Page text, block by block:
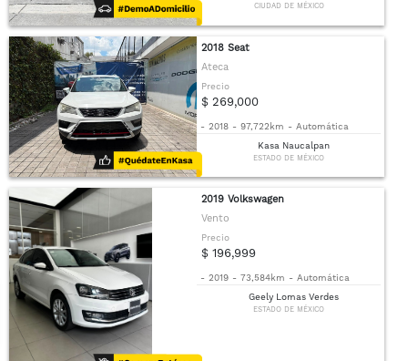
CIUDAD DE MÉXICO
2018 Seat
Ateca
Precio
$ 269,000
- 2018 - 97,722km - Automática
Kasa Naucalpan
ESTADO DE MÉXICO
2019 Volkswagen
Vento
Precio
$ 196,999
- 2019 - 73,584km - Automática
Geely Lomas Verdes
ESTADO DE MÉXICO